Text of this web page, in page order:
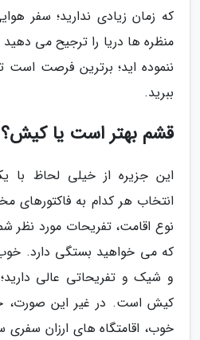
که زمان زیادی ندارید؛ سفر
منظره ها دریا را ترجیح می
ننموده اید؛ برترین فرصت است
ببرید.
قشم بهتر است یا کیش؟
این جزیره از خیلی لحاظ با
انتخاب هر کدام به فاکتورهای
نوع اقامت، تفریحات مورد نظر
که می خواهید بستگی دارد.
و شیک و تفریحاتی عالی
کیش است. در غیر این صورت،
خوب، اقامتگاه های ارزان